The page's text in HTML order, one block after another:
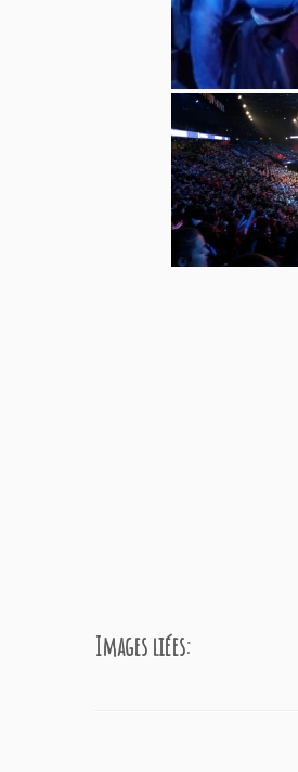
Images liées: